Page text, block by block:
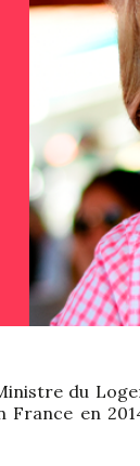
du
France en